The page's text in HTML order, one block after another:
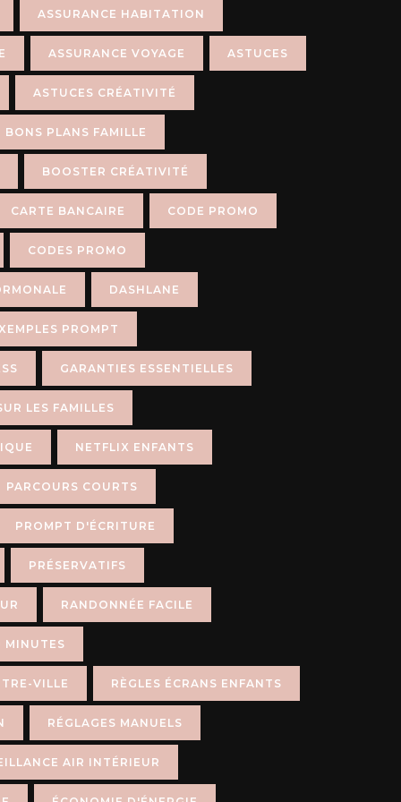
ASSURANCE HABITATION
ASSURANCE VOYAGE ASTUCES
ASTUCES CRÉATIVITÉ
BONS PLANS FAMILLE
BOOSTER CRÉATIVITÉ
CARTE BANCAIRE CODE PROMO
CODES PROMO
DASHLANE
PROMPT
GARANTIES ESSENTIELLES
LES FAMILLES
NETFLIX ENFANTS
PARCOURS COURTS
PROMPT D'ÉCRITURE
PRÉSERVATIFS
RANDONNÉE FACILE
MINUTES
VILLE RÈGLES ÉCRANS ENFANTS
RÉGLAGES MANUELS
AIR INTÉRIEUR